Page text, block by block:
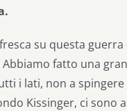
su questa
Abbiamo fatto una
i lati, non a
Kissinger, ci sono